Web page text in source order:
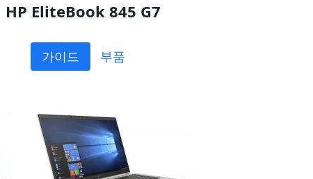
HP EliteBook 845 G7
가이드 부품